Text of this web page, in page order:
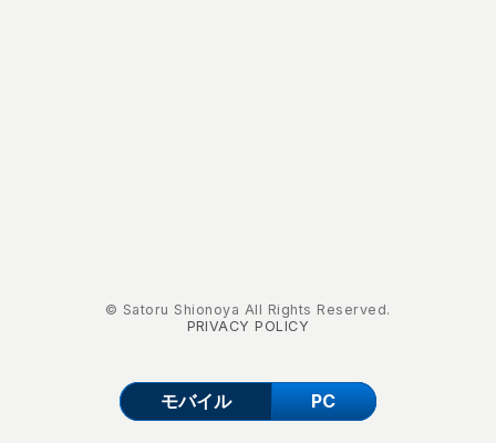
© Satoru Shionoya All Rights Reserved.
PRIVACY POLICY
モバイル PC